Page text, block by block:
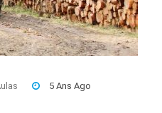
5 Ans Ago